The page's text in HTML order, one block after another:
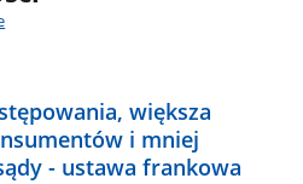
większa
i mniej
- ustawa frankowa